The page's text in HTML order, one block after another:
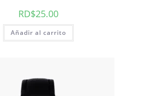
RD$25.00
Añadir al carrito